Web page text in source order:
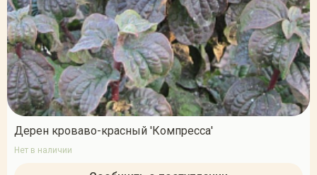
Дерен кроваво-красный 'Компресса'
Нет в наличии